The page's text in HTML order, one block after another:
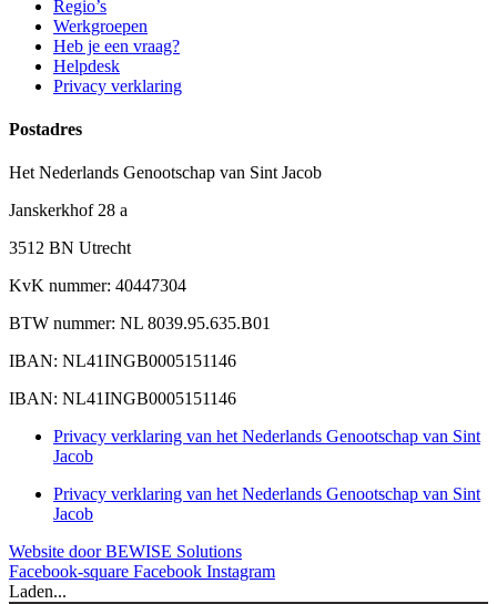
Regio’s
Werkgroepen
Heb je een vraag?
Helpdesk
Privacy verklaring
Postadres
Het Nederlands Genootschap van Sint Jacob
Janskerkhof 28 a
3512 BN Utrecht
KvK nummer: 40447304
BTW nummer: NL 8039.95.635.B01
IBAN: NL41INGB0005151146
IBAN: NL41INGB0005151146
Privacy verklaring van het Nederlands Genootschap van Sint
Jacob
Privacy verklaring van het Nederlands Genootschap van Sint
Jacob
Website door BEWISE Solutions
Facebook-square Facebook Instagram
Laden...